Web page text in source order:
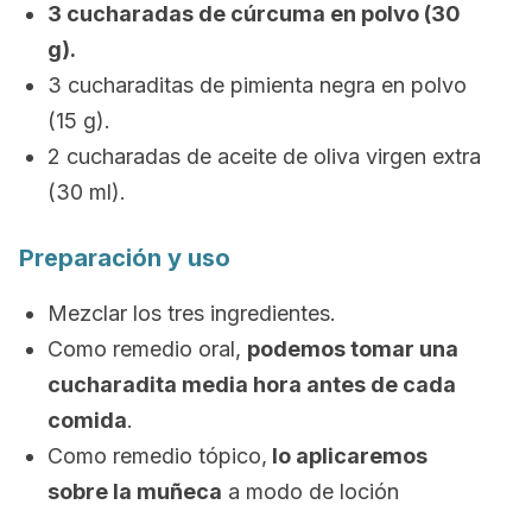
3 cucharadas de cúrcuma en polvo (30
g).
3 cucharaditas de pimienta negra en polvo
(15 g).
2 cucharadas de aceite de oliva virgen extra
(30 ml).
Preparación y uso
Mezclar los tres ingredientes.
Como remedio oral, podemos tomar una
cucharadita media hora antes de cada
comida.
Como remedio tópico, lo aplicaremos
sobre la muñeca a modo de loción